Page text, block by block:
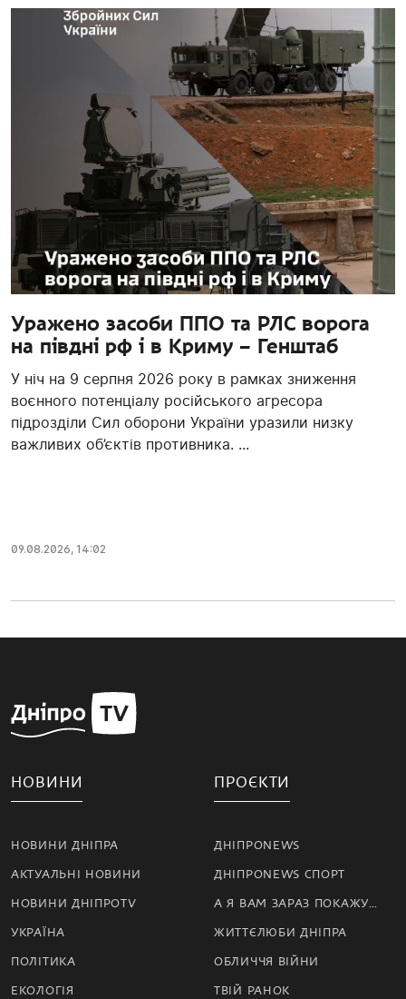
Уражено засоби ППО та РЛС ворога
на півдні рф і в Криму – Генштаб
У ніч на 9 серпня 2026 року в рамках зниження
воєнного потенціалу російського агресора
підрозділи Сил оборони України уразили низку
важливих об’єктів противника. ...
09.08.2026, 14:02
НОВИНИ
НОВИНИ ДНІПРА
АКТУАЛЬНІ НОВИНИ
НОВИНИ ДНІПРОTV
УКРАЇНА
ПОЛІТИКА
ЕКОЛОГІЯ
ПРОЄКТИ
ДНІПРОNEWS
ДНІПРОNEWS СПОРТ
А Я ВАМ ЗАРАЗ ПОКАЖУ…
ЖИТТЄЛЮБИ ДНІПРА
ОБЛИЧЧЯ ВІЙНИ
ТВІЙ РАНОК